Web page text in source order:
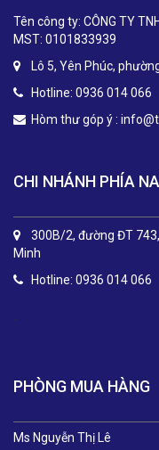
Tên công ty: CÔNG TY
MST: 0101833939
Lô 5, Yên Phúc,
Hotline: 0936 014 066
Hòm thư góp ý :
CHI NHÁNH PHÍA
300B/2, đường ĐT
Minh
Hotline: 0936 014 066
.
PHÒNG MUA HÀNG
Ms Nguyễn Thị Lê